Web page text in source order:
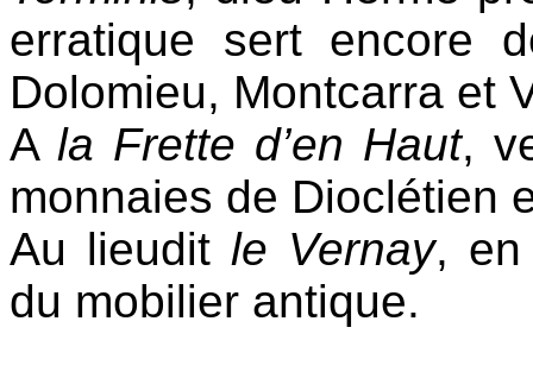
erratique sert encore
Dolomieu, Montcarra et
A la Frette d’en Haut,
monnaies de Dioclétien
Au lieudit le Vernay, en
du mobilier antique.